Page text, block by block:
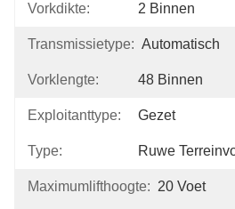
Vorkdikte: 2 Binnen
Transmissietype: Automatisch
Vorklengte: 48 Binnen
Exploitanttype: Gezet
Type: Ruwe
Maximumlifthoogte: 20 Voet